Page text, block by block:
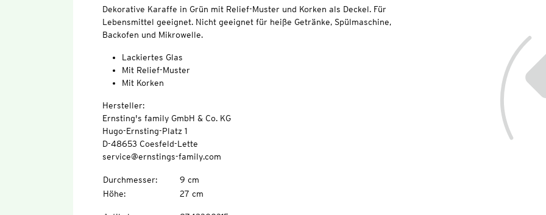
Dekorative Karaffe in Grün mit Relief-Muster und Korken als Deckel. Für
Lebensmittel geeignet. Nicht geeignet für heiße Getränke, Spülmaschine,
Backofen und Mikrowelle.
Lackiertes Glas
Mit Relief-Muster
Mit Korken
Hersteller:
Ernsting's family GmbH & Co. KG
Hugo-Ernsting-Platz 1
D-48653 Coesfeld-Lette
service@ernstings-family.com
Durchmesser:
9 cm
Höhe: 27 cm